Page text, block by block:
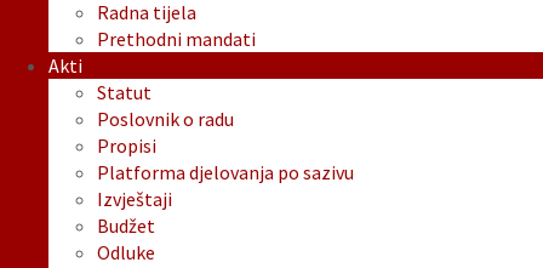
Radna tijela
Prethodni mandati
Akti
Statut
Poslovnik o radu
Propisi
Platforma djelovanja po sazivu
Izvještaji
Budžet
Odluke